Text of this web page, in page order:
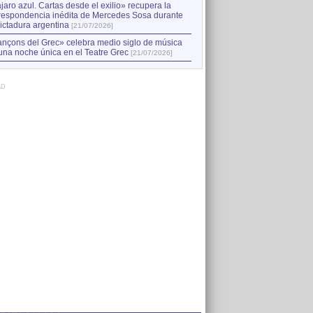
azul. Cartas desde el exilio» recupera la
inédita de Mercedes Sosa durante
argentina [21/07/2026]
del Grec» celebra medio siglo de música
noche única en el Teatre Grec [21/07/2026]